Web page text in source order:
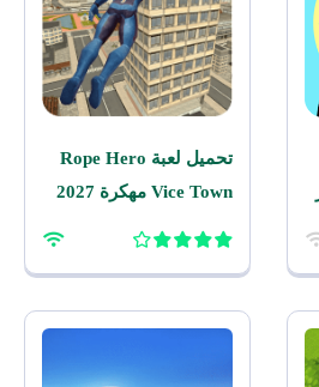
تحميل لعبة Rope Hero
Vice Town مهكرة 2027